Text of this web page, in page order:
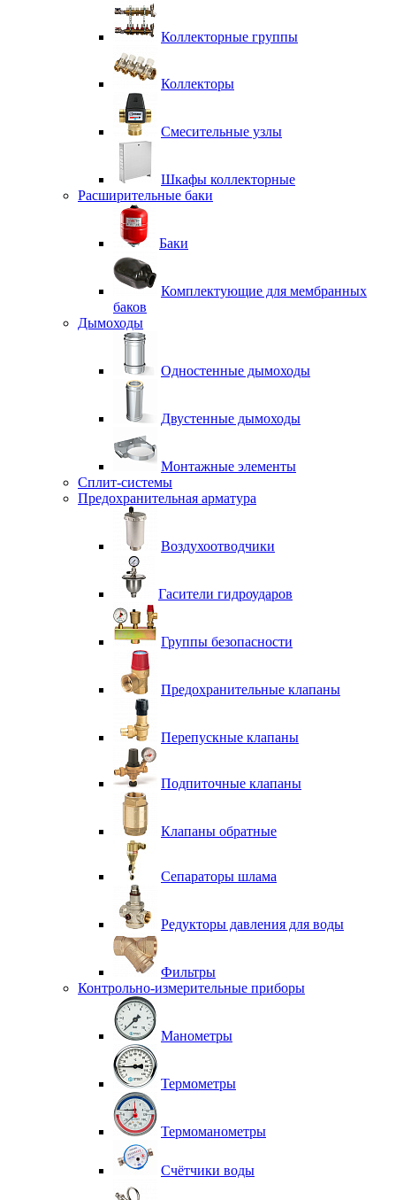
Коллекторные группы
Коллекторы
Смесительные узлы
Шкафы коллекторные
Расширительные баки
Баки
Комплектующие для мембранных
баков
Дымоходы
Одностенные дымоходы
Двустенные дымоходы
Монтажные элементы
Сплит-системы
Предохранительная арматура
Воздухоотводчики
Гасители гидроударов
Группы безопасности
Предохранительные клапаны
Перепускные клапаны
Подпиточные клапаны
Клапаны обратные
Сепараторы шлама
Редукторы давления для воды
Фильтры
Контрольно-измерительные приборы
Манометры
Термометры
Термоманометры
Счётчики воды